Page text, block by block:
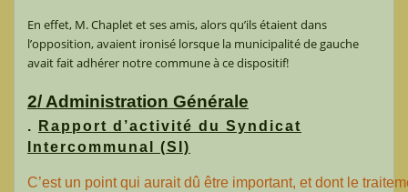
En effet, M. Chaplet et ses amis, alors qu’ils étaient dans
l’opposition, avaient ironisé lorsque la municipalité de gauche
avait fait adhérer notre commune à ce dispositif!
2/ Administration Générale
.
Rapport d’activité du Syndicat
Intercommunal (SI)
C’est un point qui aurait dû être important, et dont le